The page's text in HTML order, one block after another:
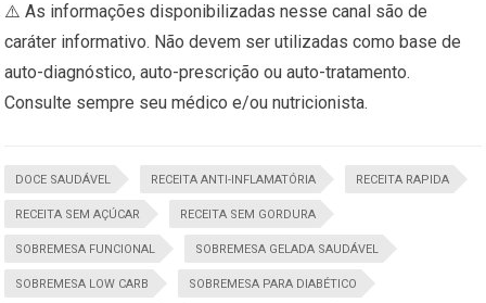
⚠️ As informações disponibilizadas nesse canal são de
caráter informativo. Não devem ser utilizadas como base de
auto-diagnóstico, auto-prescrição ou auto-tratamento.
Consulte sempre seu médico e/ou nutricionista.
DOCE SAUDÁVEL RECEITA ANTI-INFLAMATÓRIA RECEITA RAPIDA
RECEITA SEM AÇÚCAR RECEITA SEM GORDURA
SOBREMESA FUNCIONAL SOBREMESA GELADA SAUDÁVEL
SOBREMESA LOW CARB SOBREMESA PARA DIABÉTICO